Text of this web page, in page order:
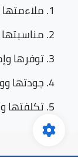
توفرها
جودتها
تكلفتها